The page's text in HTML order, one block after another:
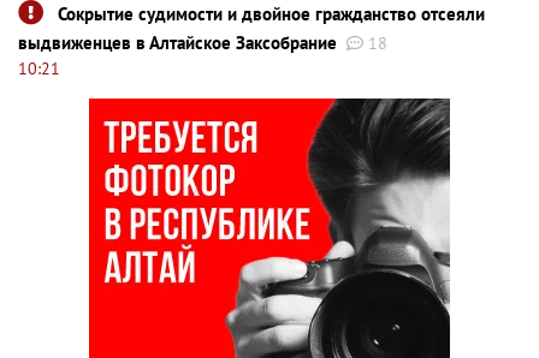
Сокрытие судимости и двойное гражданство отсеяли
выдвиженцев в Алтайское Заксобрание
18
10:21